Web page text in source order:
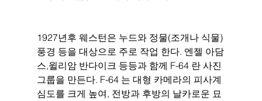
1927년후 웨스턴은 누드와 정물(조개나 식물)
풍경 등을 대상으로 주로 작업 한다. 엔젤 아담
스,윌리암 반다이크 등등과 함께 F-64 란 사진
그룹을 만든다. F-64 는 대형 카메라의 피사계
심도를 크게 높여, 전방과 후방의 날카로운 묘